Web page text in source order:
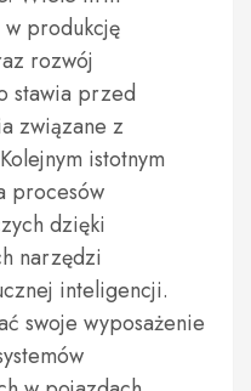
produkcję
rozwój
stawia przed
związane z
istotnym
procesów
dzięki
narzędzi
inteligencji.
swoje wyposażenie